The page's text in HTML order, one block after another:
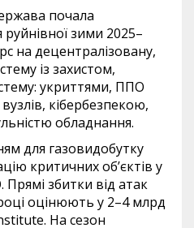
почала
зими 2025–
на децентралізовану,
із захистом,
укриттями, ППО
кібербезпекою,
обладнання.
для газовидобутку
критичних об’єктів у
збитки від атак
оцінюють у 2–4 млрд
На сезон